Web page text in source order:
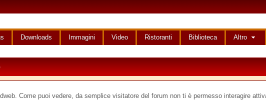
Downloads Immagini Video Ristoranti Biblioteca Altro
Come puoi vedere, da semplice visitatore del forum non ti è permesso interagire